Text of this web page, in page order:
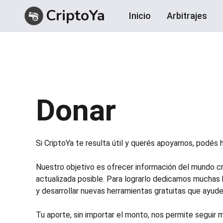
CriptoYa Inicio Arbitrajes
Donar
Si CriptoYa te resulta útil y querés apoyarnos, podés
Nuestro objetivo es ofrecer información del mundo
actualizada posible. Para lograrlo dedicamos
y desarrollar nuevas herramientas gratuitas que
Tu aporte, sin importar el monto, nos permite seguir